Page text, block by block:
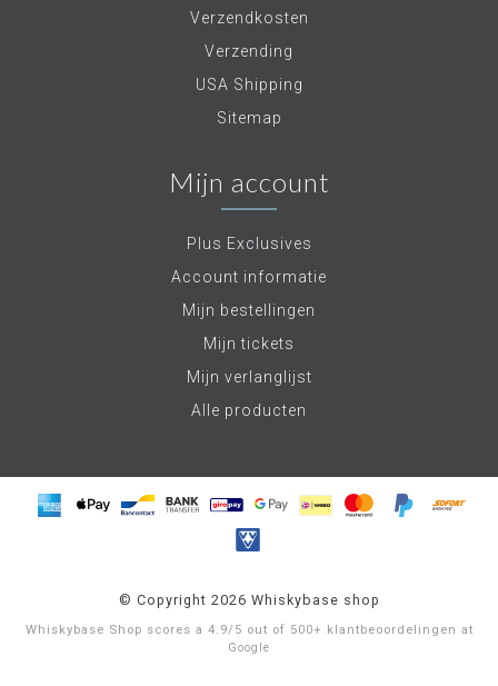
Verzendkosten
Verzending
USA Shipping
Sitemap
Mijn account
Plus Exclusives
Account informatie
Mijn bestellingen
Mijn tickets
Mijn verlanglijst
Alle producten
© Copyright 2026 Whiskybase shop
Whiskybase Shop scores a 4.9/ 5 out of 500+ klantbeoordelingen at
Google